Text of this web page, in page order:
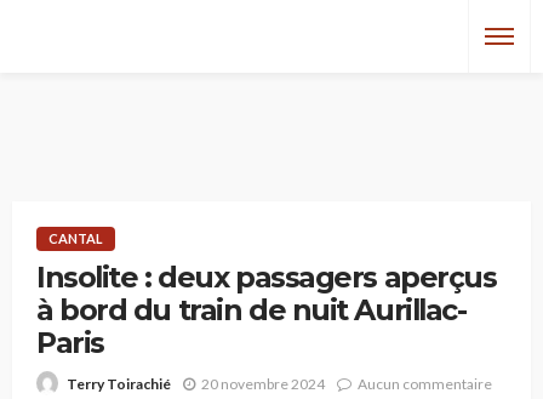
CANTAL
Insolite : deux passagers aperçus
à bord du train de nuit Aurillac-
Paris
Terry Toirachié 20 novembre 2024
Aucun commentaire